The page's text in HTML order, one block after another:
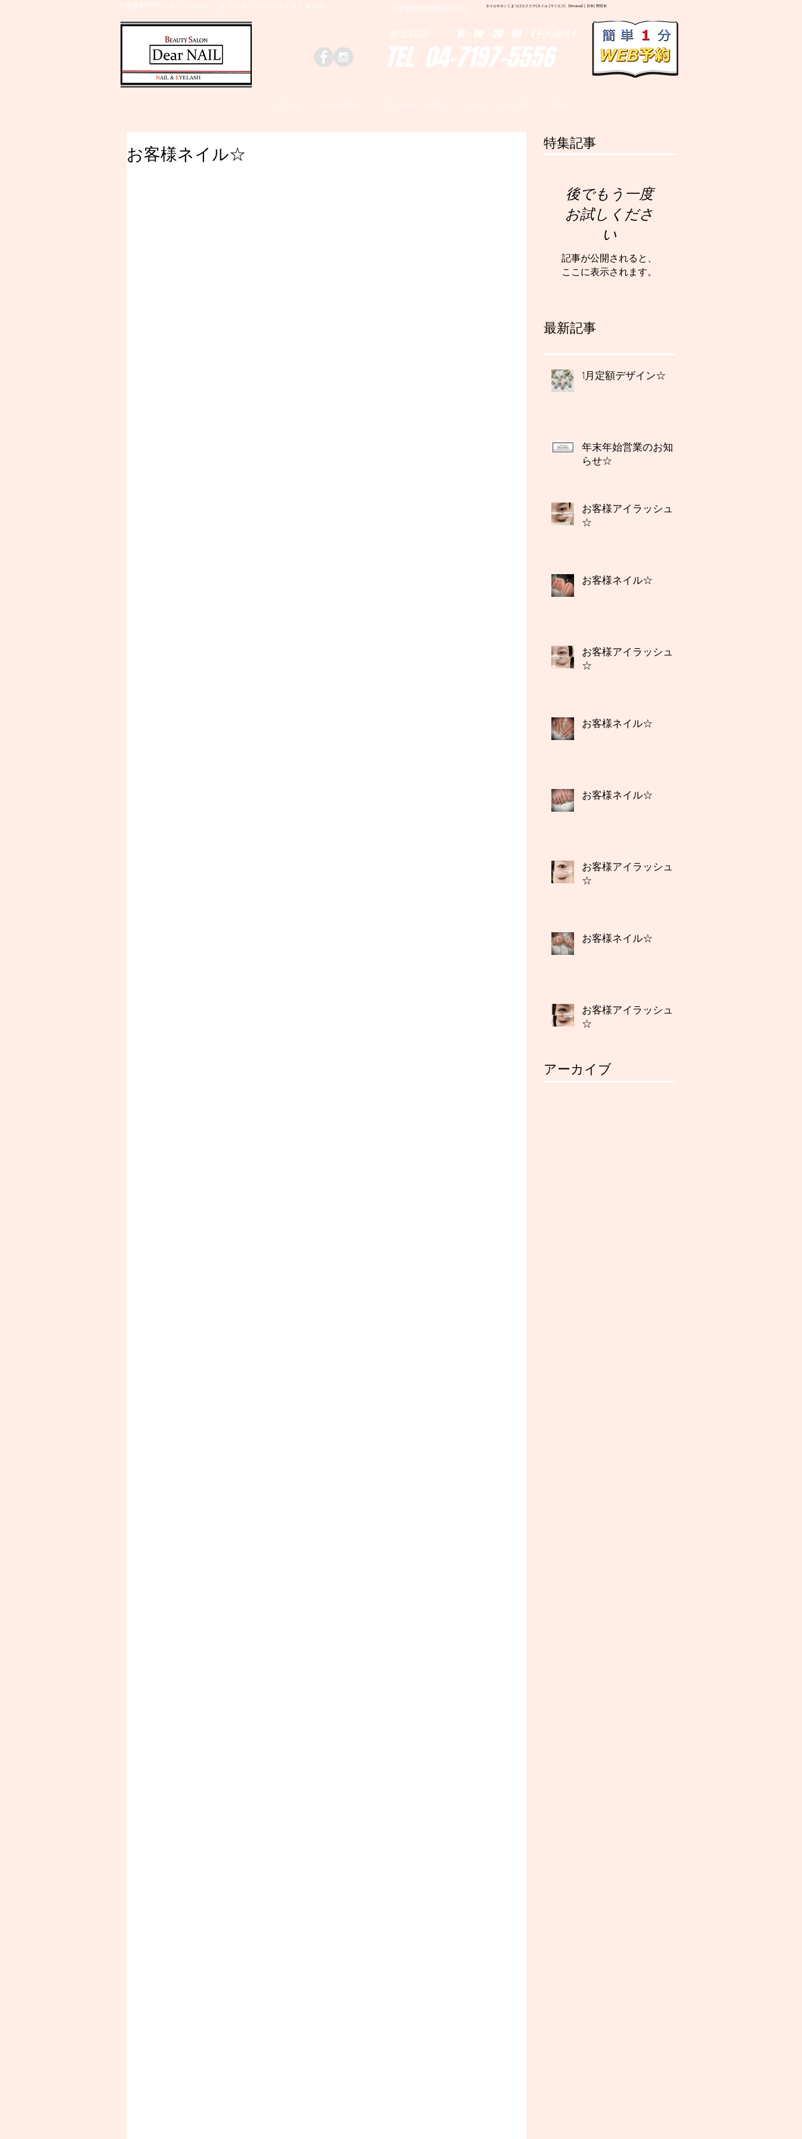
千葉県野田市のネイルサロン、まつげエクステはＤｅａｒＮAILへ ネイルサロン | まつげエクステ|ネイル |マツエク| Deranail | 日本| 野田市
千葉県野田市野田790-1
​NAIL & EYELASH
TEL 04-7197-5556
営業時間 10：00～20：00 (予約優先)
お客様ネイル☆
特集記事
後でもう一度
お試しくださ
い
記事が公開されると、
ここに表示されます。
最新記事
1月定額デザイン☆
年末年始営業のお知
らせ☆
お客様アイラッシュ
☆
お客様ネイル☆
お客様アイラッシュ
☆
お客様ネイル☆
お客様ネイル☆
お客様アイラッシュ
☆
お客様ネイル☆
お客様アイラッシュ
☆
アーカイブ